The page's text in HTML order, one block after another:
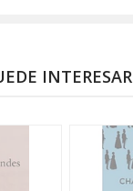
INTERESAR